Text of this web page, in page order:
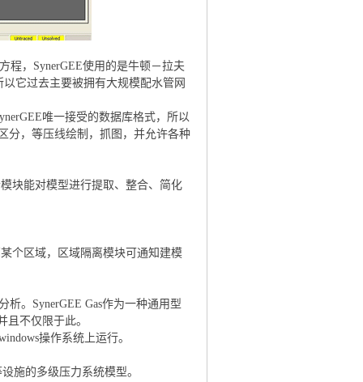
，SynerGEE使用的是牛顿－拉夫
它过去主要被拥有大规模配水管网
唯一接受的数据库格式，所以
分，等压线绘制，抓图，并允许各种
能对模型进行提取、整合、简化
区域，区域隔离模块可通知建模
析。SynerGEE Gas作为一种通用型
不仅限于此。
操作系统上运行。
施的多级压力系统模型。